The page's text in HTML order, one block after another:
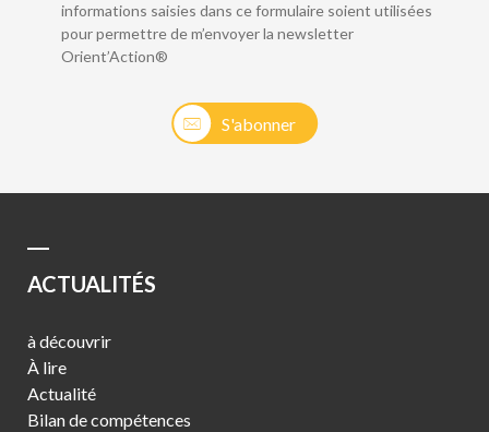
S'abonner
informations saisies dans ce formulaire soient utilisées
pour permettre de m’envoyer la newsletter
Orient’Action®
ACTUALITÉS
à découvrir
À lire
Actualité
Bilan de compétences